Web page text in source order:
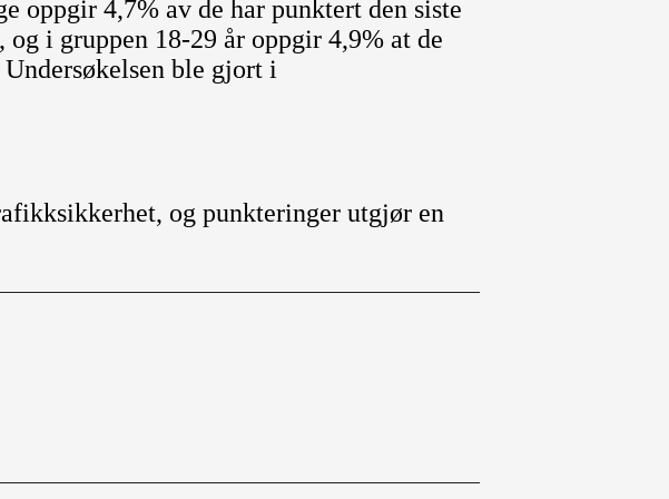
oppgir 4,7% av de har punktert den siste
i gruppen 18-29 år oppgir 4,9% at de
ble gjort i
og punkteringer utgjør en